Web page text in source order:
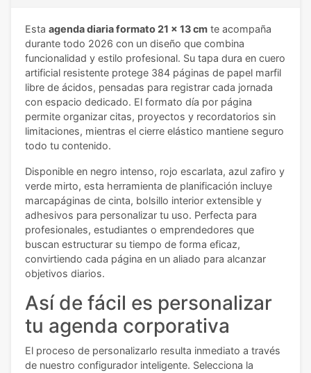
Esta agenda diaria formato 21 x 13 cm te acompaña
durante todo 2026 con un diseño que combina
funcionalidad y estilo profesional. Su tapa dura en cuero
artificial resistente protege 384 páginas de papel marfil
libre de ácidos, pensadas para registrar cada jornada
con espacio dedicado. El formato día por página
permite organizar citas, proyectos y recordatorios sin
limitaciones, mientras el cierre elástico mantiene seguro
todo tu contenido.
Disponible en negro intenso, rojo escarlata, azul zafiro y
verde mirto, esta herramienta de planificación incluye
marcapáginas de cinta, bolsillo interior extensible y
adhesivos para personalizar tu uso. Perfecta para
profesionales, estudiantes o emprendedores que
buscan estructurar su tiempo de forma eficaz,
convirtiendo cada página en un aliado para alcanzar
objetivos diarios.
Así de fácil es personalizar
tu agenda corporativa
El proceso de personalizarlo resulta inmediato a través
de nuestro configurador inteligente. Selecciona la